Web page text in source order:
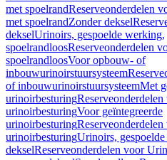
met spoelrandReserveonderdelen
met spoelrandZonder deksel
dekselUrinoirs, gespoelde werking,
spoelrandloosReserveonderdelen
spoelrandloosVoor opbouw- of
inbouwurinoirstuursysteem
of inbouwurinoirstuursysteemMet
urinoirbesturing
urinoirbesturingVoor geïntegreerde
urinoirbesturing
urinoirbesturingUrinoirs,
dekselReserveonderdelen voor